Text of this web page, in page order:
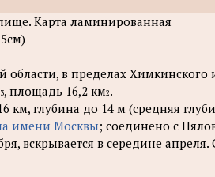
Карта ламинированная
области, в пределах
3, площадь 16,2 км2.
км, глубина до 14 м (средняя
имени Москвы; соединено с
вскрывается в середине